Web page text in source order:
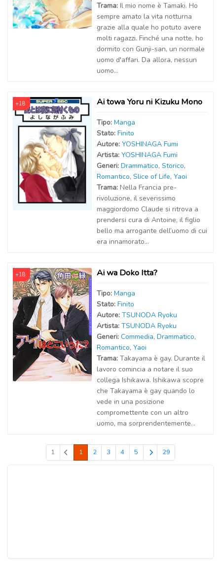
Trama: Il mio nome è Tamaki. Ho
sempre amato la vita notturna
grazie alla quale ho potuto avere
molti ragazzi. Finché una notte, ho
dormito con Gunji-san, un normale
uomo d'affari. Da allora, nessun
uomo...
+18 Ai towa Yoru ni Kizuku Mono
Tipo: Manga
Stato: Finito
Autore: YOSHINAGA Fumi
Artista: YOSHINAGA Fumi
Generi: Drammatico, Storico,
Romantico, Slice of Life, Yaoi
Trama: Nella Francia pre-
rivoluzione, il severissimo
maggiordomo Claude si ritrova a
prendersi cura di Antoine, il figlio
bello ma arrogante dell’uomo di cui
era innamorato…
+18 Ai wa Doko Itta?
Tipo: Manga
Stato: Finito
Autore: TSUNODA Ryoku
Artista: TSUNODA Ryoku
Generi: Commedia, Drammatico,
Romantico, Yaoi
Trama: Takayama è gay. Durante il
lavoro comincia a notare il suo
collega Ishikawa. Ishikawa scopre
che Takayama è gay quando lo
vede in una posizione
compromettente con un altro
uomo, ma sorprendentemente...
1 1 2 3 4 5 29